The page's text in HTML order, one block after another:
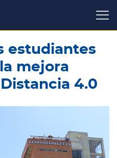
estudiantes
mejora
4.0